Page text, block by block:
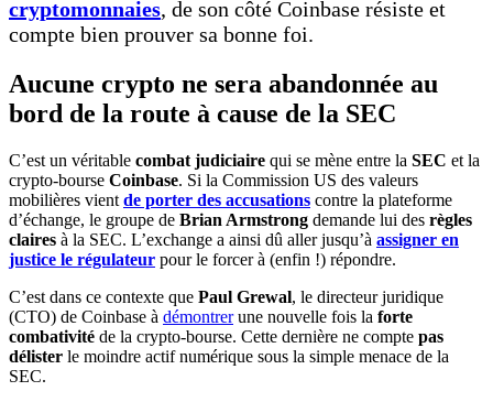
cryptomonnaies, de son côté Coinbase résiste et
compte bien prouver sa bonne foi.
Aucune crypto ne sera abandonnée au
bord de la route à cause de la SEC
C’est un véritable combat judiciaire qui se mène entre la SEC et la
crypto-bourse Coinbase. Si la Commission US des valeurs
mobilières vient de porter des accusations contre la plateforme
d’échange, le groupe de Brian Armstrong demande lui des règles
claires à la SEC. L’exchange a ainsi dû aller jusqu’à assigner en
justice le régulateur pour le forcer à (enfin !) répondre.
C’est dans ce contexte que Paul Grewal, le directeur juridique
(CTO) de Coinbase à démontrerune nouvelle fois la forte
combativité de la crypto-bourse. Cette dernière ne compte pas
délister le moindre actif numérique sous la simple menace de la
SEC.